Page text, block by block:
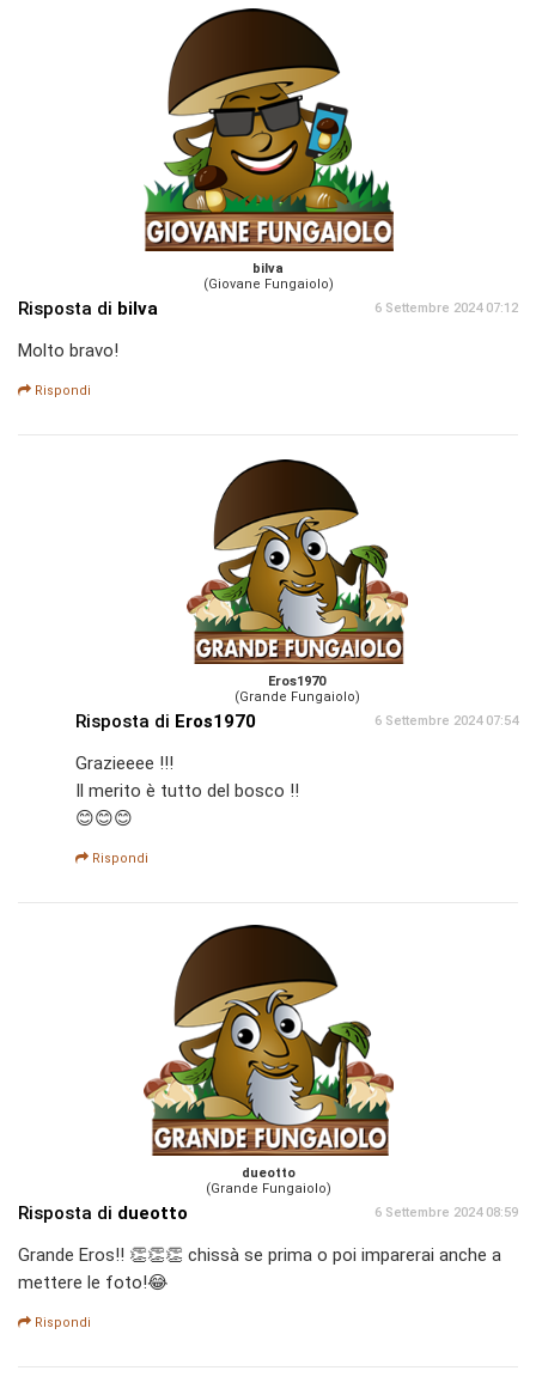
bilva
(Giovane Fungaiolo)
Risposta di bilva 6 Settembre 2024 07:12
Molto bravo!
Rispondi
Eros1970
(Grande Fungaiolo)
Risposta di Eros1970 6 Settembre 2024 07:54
Grazieeee !!!
Il merito è tutto del bosco !!
😊😊😊
Rispondi
dueotto
(Grande Fungaiolo)
Risposta di dueotto 6 Settembre 2024 08:59
Grande Eros!! 👏👏👏 chissà se prima o poi imparerai anche a
mettere le foto!😂
Rispondi